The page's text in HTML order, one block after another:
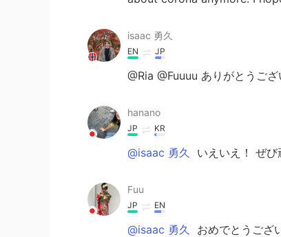
isaac 勇久
EN JP
@Ria @Fuuuu ありがとうござ
hanano
JP KR
@isaac 勇久 いえいえ！ ぜび
Fuu
JP EN
@isaac 勇久 おめでとうござ